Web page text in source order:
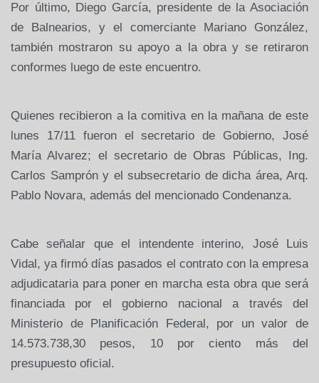
Por último, Diego García, presidente de la Asociación
de Balnearios, y el comerciante Mariano González,
también mostraron su apoyo a la obra y se retiraron
conformes luego de este encuentro.
Quienes recibieron a la comitiva en la mañana de este
lunes 17/11 fueron el secretario de Gobierno, José
María Alvarez; el secretario de Obras Públicas, Ing.
Carlos Samprón y el subsecretario de dicha área, Arq.
Pablo Novara, además del mencionado Condenanza.
Cabe señalar que el intendente interino, José Luis
Vidal, ya firmó días pasados el contrato con la empresa
adjudicataria para poner en marcha esta obra que será
financiada por el gobierno nacional a través del
Ministerio de Planificación Federal, por un valor de
14.573.738,30 pesos, 10 por ciento más del
presupuesto oficial.